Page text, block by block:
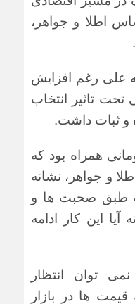
اطلا و جواهر،
علی رغم افزایش
تحت تاثیر انتخاب
و ثبات داشت.
همراه بود که
و جواهر، نشانه
طبق صحبت ها و
این کار ادامه
نمی توان انتظار
ها در بازار